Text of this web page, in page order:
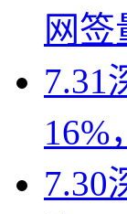
网签
7.31
16%
7.30